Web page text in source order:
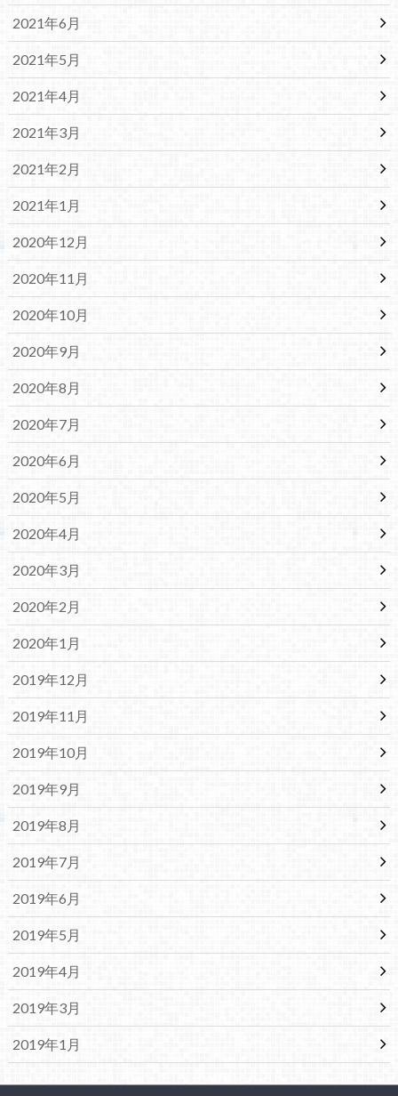
2021年6月
2021年5月
2021年4月
2021年3月
2021年2月
2021年1月
2020年12月
2020年11月
2020年10月
2020年9月
2020年8月
2020年7月
2020年6月
2020年5月
2020年4月
2020年3月
2020年2月
2020年1月
2019年12月
2019年11月
2019年10月
2019年9月
2019年8月
2019年7月
2019年6月
2019年5月
2019年4月
2019年3月
2019年1月